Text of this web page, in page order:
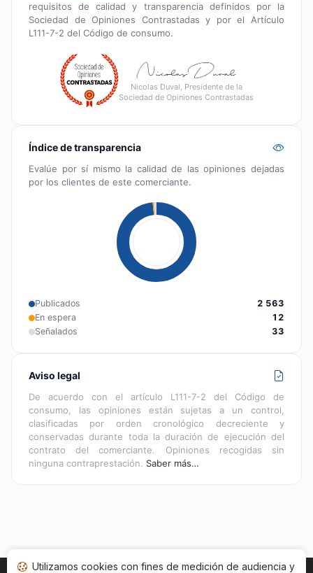
requisitos de calidad y transparencia definidos por la
Sociedad de Opiniones Contrastadas y por el Artículo
L111-7-2 del Código de consumo.
Nicolas Duval, Presidente de la
Sociedad de Opiniones Contrastadas
Índice de transparencia
Evalúe por sí mismo la calidad de las opiniones dejadas
por los clientes de este comerciante.
Publicados
2 563
En espera
12
Señalados
33
Aviso legal
De acuerdo con el artículo L111-7-2 del Código de
consumo, las opiniones están sujetas a un control,
clasificadas por orden cronológico decreciente y
conservadas durante toda la duración de ejecución del
contrato del comerciante. Opiniones recogidas sin
ninguna contraprestación. Saber más…
Utilizamos cookies con fines de medición de audiencia y